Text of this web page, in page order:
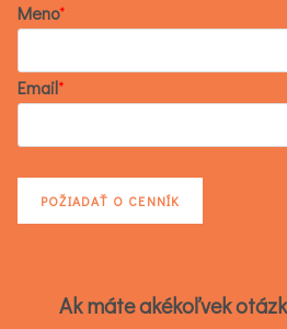
Meno*
Email*
Ak máte akékoľvek